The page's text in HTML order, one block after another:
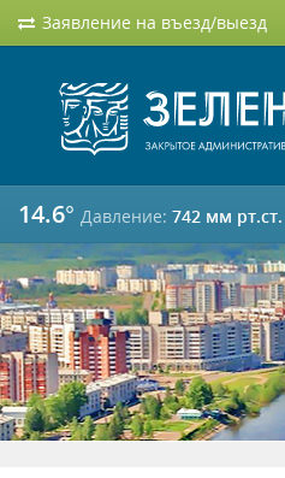
Заявление на въезд/выезд
14.6° Давление: 742 мм рт.ст.